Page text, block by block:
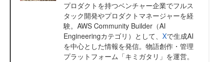
プロダクトを持つベンチャー企業でフルス
タック開発やプロダクトマネージャーを経
験。AWS Community Builder（AI
Engineeringカテゴリ）として、 Xで生成AI
を中心とした情報を発信。物語創作・管理
プラットフォーム「キミガタリ」を運営。